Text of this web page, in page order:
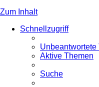
Zum Inhalt
Schnellzugriff
Unbeantwortete
Aktive Themen
Suche